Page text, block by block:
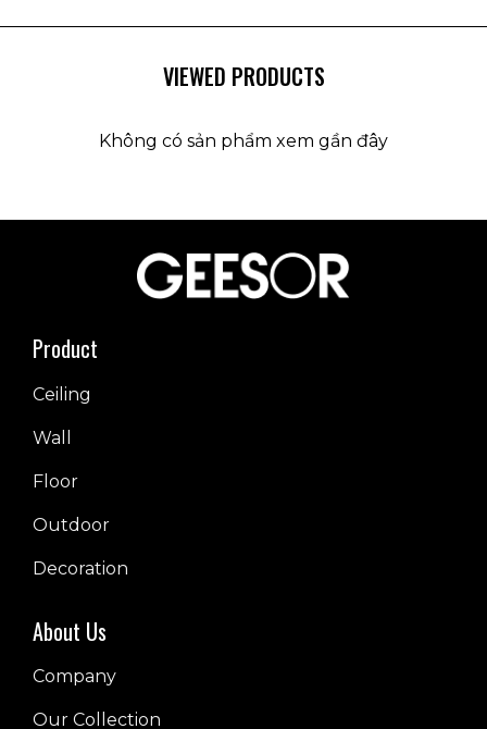
VIEWED PRODUCTS
Không có sản phẩm xem gần đây
Product
Ceiling
Wall
Floor
Outdoor
Decoration
About Us
Company
Our Collection